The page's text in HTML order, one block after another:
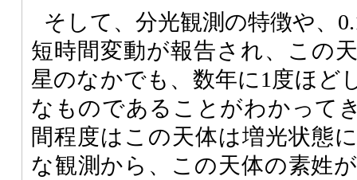
そして、分光観測の特徴や、
短時間変動が報告され、この
星のなかでも、数年に1度ほど
なものであることがわかって
間程度はこの天体は増光状態
な観測から、この天体の素姓